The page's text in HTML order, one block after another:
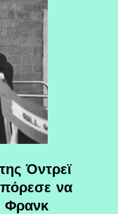
Όντρεϊ
να
Φρανκ